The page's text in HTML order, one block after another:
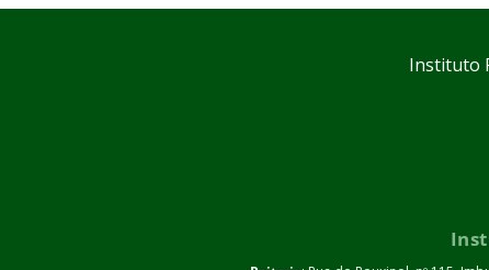
Instituto